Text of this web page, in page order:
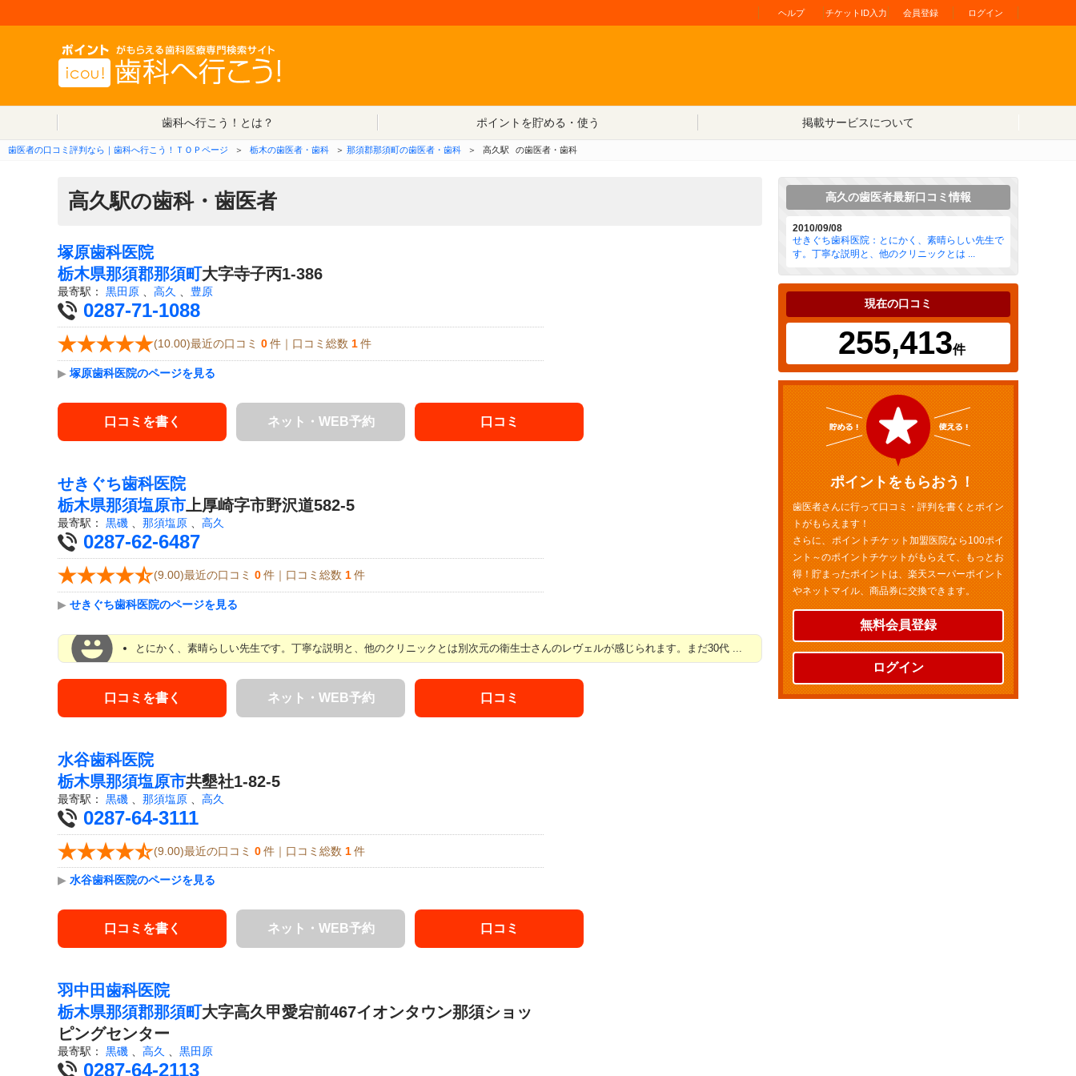
ヘルプ チケットID入力 会員登録 ログイン
歯科へ行こう！とは？
ポイントを貯める・使う 掲載サービスについて
歯医者の口コミ評判なら｜歯科へ行こう！ＴＯＰページ ＞ 栃木の歯医者・歯科 ＞ 那須郡那須町の歯医者・歯科 ＞ 高久駅 の歯医者・歯科
高久駅の歯科・歯医者
塚原歯科医院
栃木県那須郡那須町大字寺子丙1-386
最寄駅： 黒田原 高久 豊原
0287-71-1088
(10.00)最近の口コミ 0 件｜口コミ総数 1 件
▶ 塚原歯科医院のページを見る
口コミを書く ネット・WEB予約 口コミ
せきぐち歯科医院
栃木県那須塩原市上厚崎字市野沢道582-5
最寄駅： 黒磯 那須塩原 高久
0287-62-6487
(9.00)最近の口コミ 0 件｜口コミ総数 1 件
▶ せきぐち歯科医院のページを見る
とにかく、素晴らしい先生です。丁寧な説明と、他のクリニックとは別次元の衛生士さんのレヴェルが感じられます。まだ30代 ...
口コミを書く ネット・WEB予約 口コミ
水谷歯科医院
栃木県那須塩原市共墾社1-82-5
最寄駅： 黒磯 那須塩原 高久
0287-64-3111
(9.00)最近の口コミ 0 件｜口コミ総数 1 件
▶ 水谷歯科医院のページを見る
口コミを書く ネット・WEB予約 口コミ
羽中田歯科医院
栃木県那須郡那須町大字高久甲愛宕前467イオンタウン那須ショッ
ピングセンター
最寄駅： 黒磯 、 高久 、 黒田原
0287-64-2113
高久の歯医者最新口コミ情報
2010/09/08
せきぐち歯科医院：とにかく、素晴らしい先生で
す。丁寧な説明と、他のクリニックとは ...
現在の口コミ
255,413件
ポイントをもらおう！
歯医者さんに行って口コミ・評判を書くとポイン
トがもらえます！
さらに、ポイントチケット加盟医院なら100ポイ
ント～のポイントチケットがもらえて、もっとお
得！貯まったポイントは、楽天スーパーポイント
やネットマイル、商品券に交換できます。
無料会員登録
ログイン